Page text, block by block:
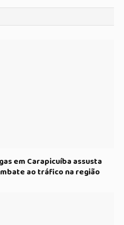
em Carapicuíba assusta
ao tráfico na região